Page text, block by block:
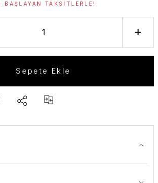
TAKSITLERLE!
Sepete Ekle